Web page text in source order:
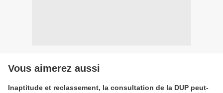
Vous aimerez aussi
Inaptitude et reclassement, la consultation de la DUP peut-